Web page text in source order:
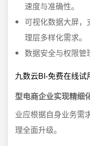
速度与准确性。
可视化数据大屏
理层多样化需求。
数据安全与权限管
九数云BI-免费在线试
型电商企业实现精细
业应根据自身业务需
理全面升级。